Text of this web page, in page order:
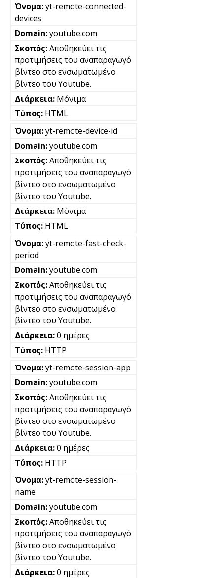
yt-remote-connected-
devices
youtube.com
Αποθηκεύει τις
προτιμήσεις του αναπαραγωγό
βίντεο στο ενσωματωμένο
βίντεο του Youtube.
Μόνιμα
HTML
yt-remote-device-id
youtube.com
Αποθηκεύει τις
προτιμήσεις του αναπαραγωγό
βίντεο στο ενσωματωμένο
βίντεο του Youtube.
Μόνιμα
HTML
yt-remote-fast-check-
period
youtube.com
Αποθηκεύει τις
προτιμήσεις του αναπαραγωγό
βίντεο στο ενσωματωμένο
βίντεο του Youtube.
0 ημέρες
HTTP
yt-remote-session-app
youtube.com
Αποθηκεύει τις
προτιμήσεις του αναπαραγωγό
βίντεο στο ενσωματωμένο
βίντεο του Youtube.
0 ημέρες
HTTP
yt-remote-session-
name
youtube.com
Αποθηκεύει τις
προτιμήσεις του αναπαραγωγό
βίντεο στο ενσωματωμένο
βίντεο του Youtube.
0 ημέρες